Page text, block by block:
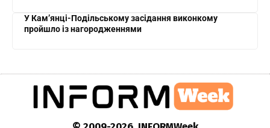
У Кам’янці-Подільському засідання виконкому
пройшло із нагородженнями